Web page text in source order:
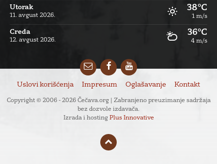
Utorak
11. avgust 2026.
38°C
1 m/s
Creda
12. avgust 2026.
36°C
4 m/s
EmailFacebookYouTube
Uslovi korišćenja Impresum Oglašavanje Kontakt
Copyright © 2006 - 2026 Čečava.org | Zabranjeno preuzimanje sadržaja
bez dozvole izdavača.
Izrada i hosting Plus Innovative